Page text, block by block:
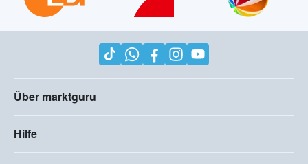
Über marktguru
Hilfe